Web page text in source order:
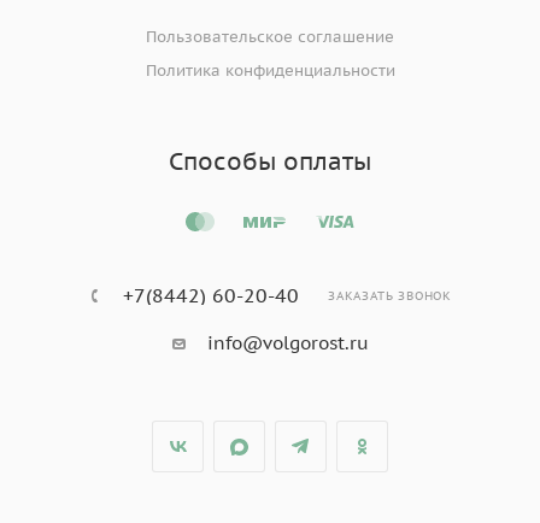
Пользовательское соглашение
Политика конфиденциальности
Способы оплаты
+7(8442) 60-20-40 ЗАКАЗАТЬ ЗВОНОК
info@volgorost.ru